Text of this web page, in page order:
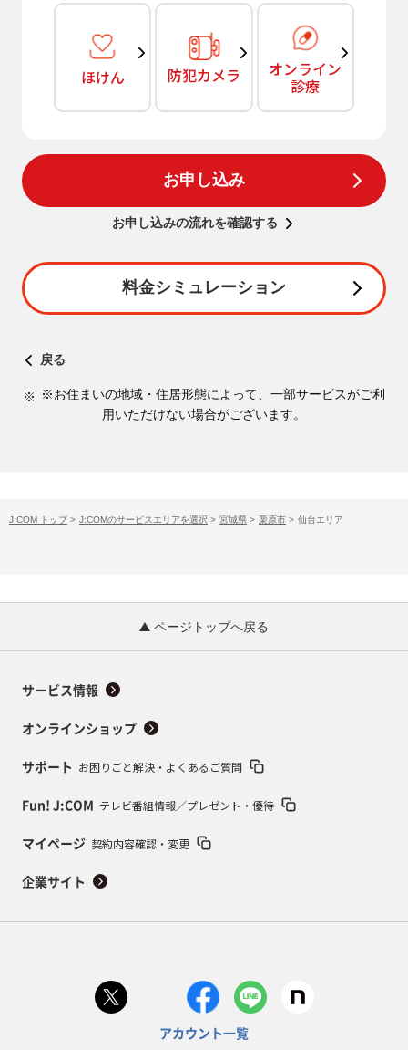
ほけん 防犯カメラ オンライン
診療
お申し込み
お申し込みの流れを確認する
料金シミュレーション
戻る
※お住まいの地域・住居形態によって、一部サービスがご利
用いただけない場合がございます。
J:COM トップ > J:COMのサービスエリアを選択 > 宮城県 > 栗原市 > 仙台エリア
ページトップへ戻る
サービス情報
オンラインショップ
サポート お困りごと解決・よくあるご質問
Fun! J:COM テレビ番組情報／プレゼント・優待
マイページ 契約内容確認・変更
企業サイト
アカウント一覧